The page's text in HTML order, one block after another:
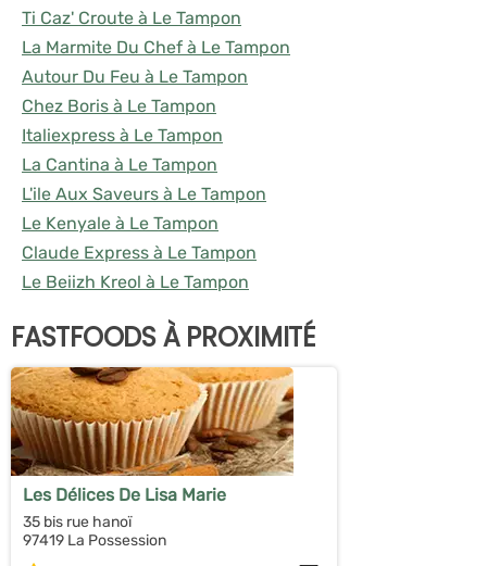
Ti Caz' Croute à Le Tampon
La Marmite Du Chef à Le Tampon
Autour Du Feu à Le Tampon
Chez Boris à Le Tampon
Italiexpress à Le Tampon
La Cantina à Le Tampon
L'ile Aux Saveurs à Le Tampon
Le Kenyale à Le Tampon
Claude Express à Le Tampon
Le Beiizh Kreol à Le Tampon
FASTFOODS À PROXIMITÉ
Les Délices De Lisa Marie
35 bis rue hanoï
97419 La Possession